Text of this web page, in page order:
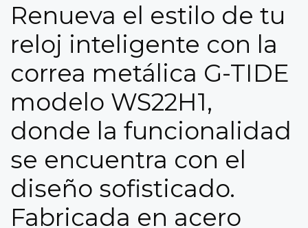
Renueva el estilo de tu
reloj inteligente con la
correa metálica G-TIDE
modelo WS22H1,
donde la funcionalidad
se encuentra con el
diseño sofisticado.
Fabricada en acero